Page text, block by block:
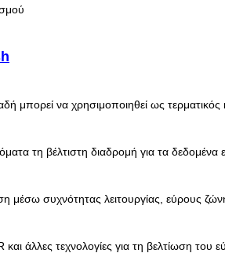
μπορεί να χρησιμοποιηθεί ως
τη βέλτιστη διαδρομή για τα δεδομένα
μέσω συχνότητας λειτουργίας, εύρους
άλλες τεχνολογίες για τη βελτίωση